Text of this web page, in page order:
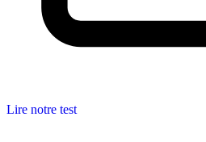
Lire notre test